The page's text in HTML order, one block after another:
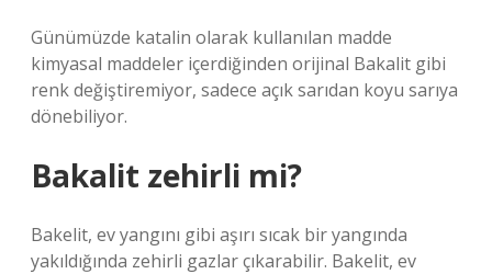
Günümüzde katalin olarak kullanılan madde
kimyasal maddeler içerdiğinden orijinal Bakalit gibi
renk değiştiremiyor, sadece açık sarıdan koyu sarıya
dönebiliyor.
Bakalit zehirli mi?
Bakelit, ev yangını gibi aşırı sıcak bir yangında
yakıldığında zehirli gazlar çıkarabilir. Bakelit, ev